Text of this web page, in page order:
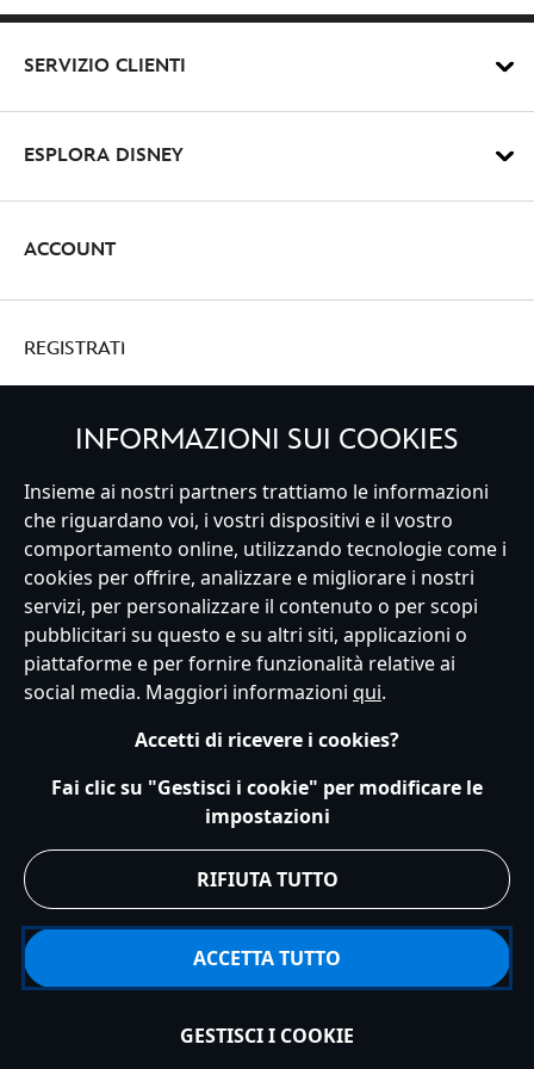
Esaurito
SERVIZIO CLIENTI
ESPLORA DISNEY
ACCOUNT
REGISTRATI
Italy
Servizio Clienti Termini d'Uso Trova Negozio
Mappa del Sito
Normativa Europea sul trattamento dei dati personali
Informativa sulla privacy
Politica dei Cookie
Informativa sulla privacy UE
Termini e Condizioni generali
Gestisci le impostazioni dei Cookies
s172 Statements
INFORMAZIONI SUI COOKIES
Insieme ai nostri partners trattiamo le informazioni
che riguardano voi, i vostri dispositivi e il vostro
comportamento online, utilizzando tecnologie come i
cookies per offrire, analizzare e migliorare i nostri
servizi, per personalizzare il contenuto o per scopi
pubblicitari su questo e su altri siti, applicazioni o
piattaforme e per fornire funzionalità relative ai
social media. Maggiori informazioni qui.
Accetti di ricevere i cookies?
Fai clic su "Gestisci i cookie" per modificare le
impostazioni
RIFIUTA TUTTO
ACCETTA TUTTO
GESTISCI I COOKIE